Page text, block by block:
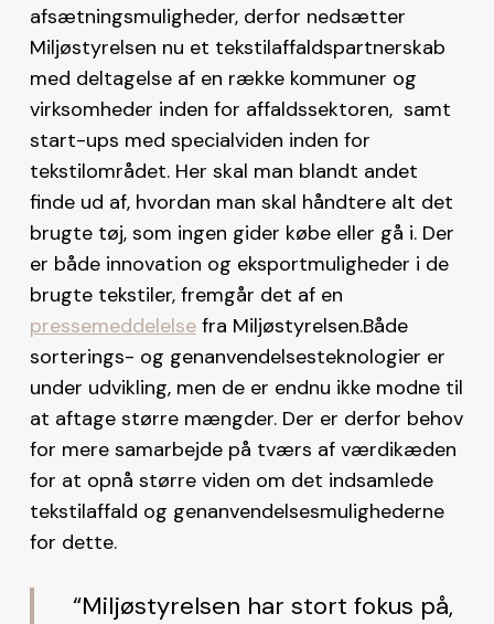
afsætningsmuligheder, derfor nedsætter
Miljøstyrelsen nu et tekstilaffaldspartnerskab
med deltagelse af en række kommuner og
virksomheder inden for affaldssektoren, samt
start-ups med specialviden inden for
tekstilområdet. Her skal man blandt andet
finde ud af, hvordan man skal håndtere alt det
brugte tøj, som ingen gider købe eller gå i. Der
er både innovation og eksportmuligheder i de
brugte tekstiler, fremgår det af en
pressemeddelelsefra Miljøstyrelsen.Både
sorterings- og genanvendelsesteknologier er
under udvikling, men de er endnu ikke modne til
at aftage større mængder. Der er derfor behov
for mere samarbejde på tværs af værdikæden
for at opnå større viden om det indsamlede
tekstilaffald og genanvendelsesmulighederne
for dette.
“Miljøstyrelsen har stort fokus på,